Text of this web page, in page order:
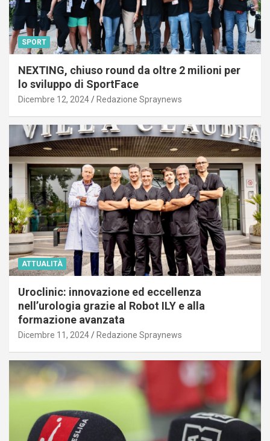
SPORT
NEXTING, chiuso round da oltre 2 milioni per
lo sviluppo di SportFace
Dicembre 12, 2024 Redazione Spraynews
ATTUALITÀ
Uroclinic: innovazione ed eccellenza
nell’urologia grazie al Robot ILY e alla
formazione avanzata
Dicembre 11, 2024 Redazione Spraynews